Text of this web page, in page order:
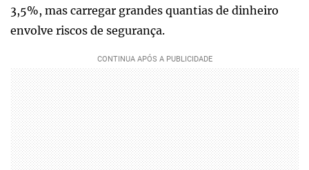
3,5%, mas carregar grandes quantias de dinheiro
envolve riscos de segurança.